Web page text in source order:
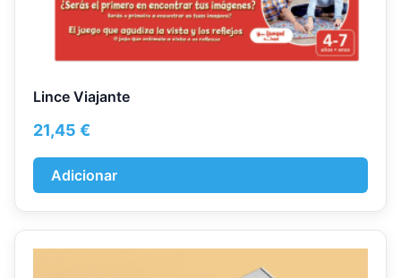
Lince Viajante
21,45 €
Adicionar